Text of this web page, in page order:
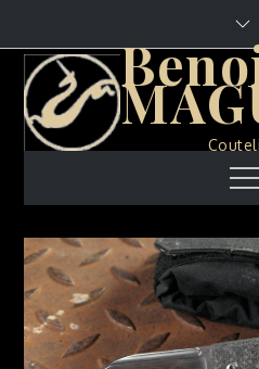
content
Menu